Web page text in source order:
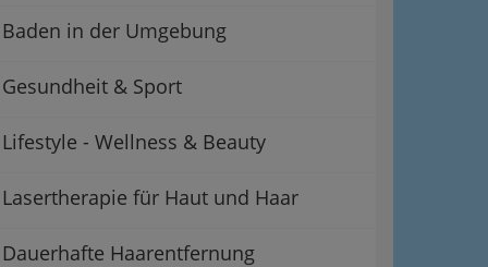
Baden in der Umgebung
Gesundheit & Sport
Lifestyle - Wellness & Beauty
Lasertherapie für Haut und Haar
Dauerhafte Haarentfernung